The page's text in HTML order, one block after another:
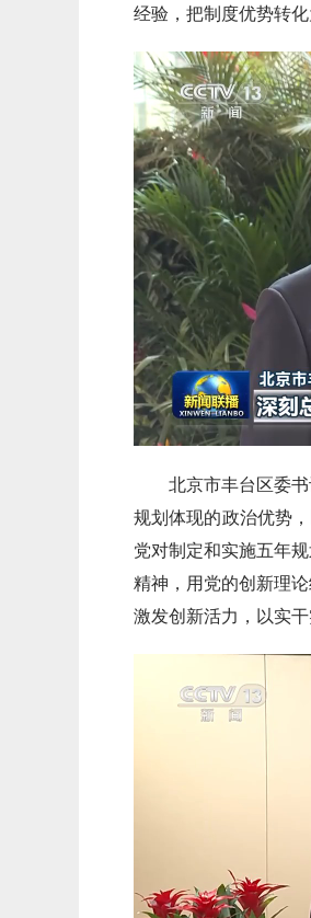
经验，把制度优势转
北京市丰台区委
规划体现的政治优势
党对制定和实施五年
精神，用党的创新理
激发创新活力，以实干